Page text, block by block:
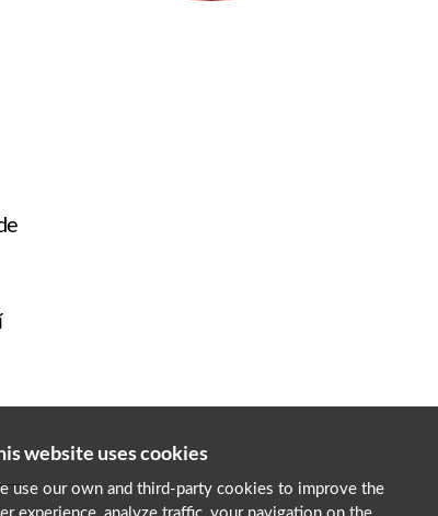
website uses cookies
use our own and third-party cookies to improve the